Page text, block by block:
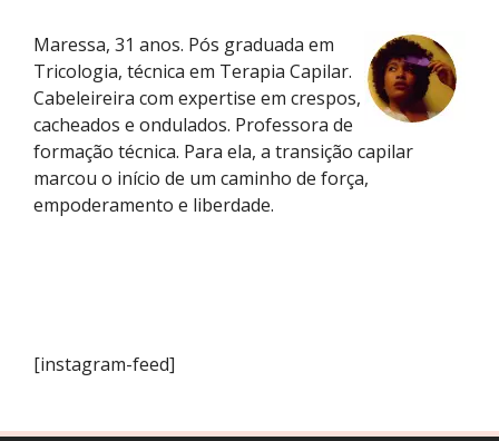
Maressa, 31 anos. Pós graduada em
Tricologia, técnica em Terapia Capilar.
Cabeleireira com expertise em crespos,
cacheados e ondulados. Professora de
formação técnica. Para ela, a transição capilar
marcou o início de um caminho de força,
empoderamento e liberdade.
[instagram-feed]